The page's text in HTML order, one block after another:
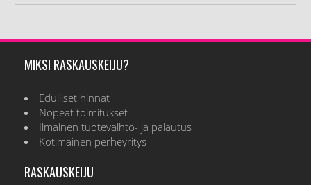
MIKSI RASKAUSKEIJU?
Edulliset hinnat
Nopeat toimitukset
Ilmainen tuotevaihto- ja palautus
Kotimainen perheyritys
RASKAUSKEIJU